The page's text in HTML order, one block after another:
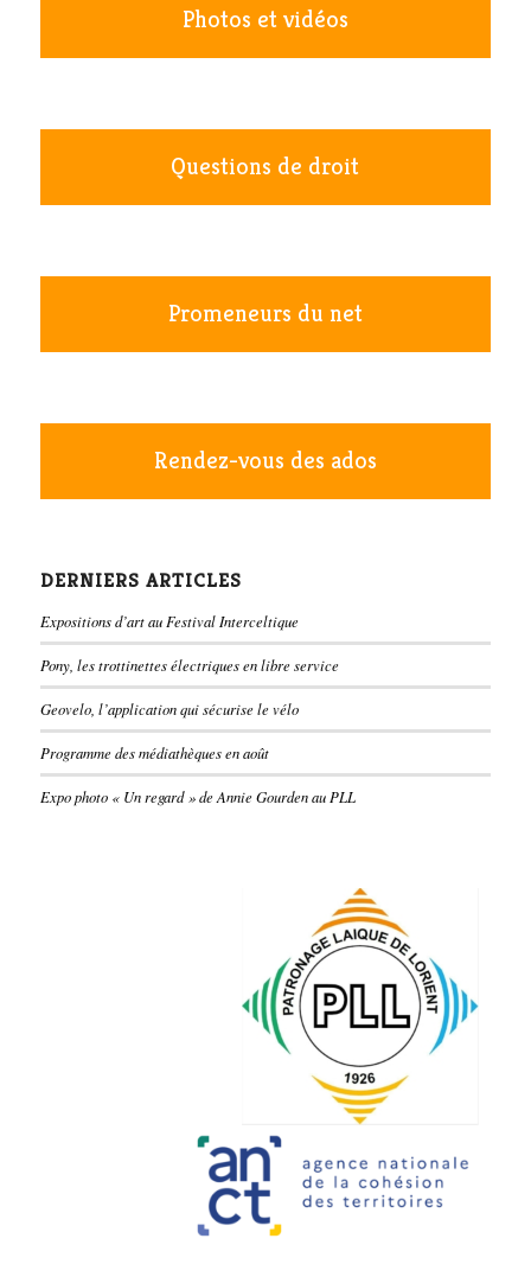
Photos et vidéos
Questions de droit
Promeneurs du net
Rendez-vous des ados
DERNIERS ARTICLES
Expositions d’art au Festival Interceltique
Pony, les trottinettes électriques en libre service
Geovelo, l’application qui sécurise le vélo
Programme des médiathèques en août
Expo photo « Un regard » de Annie Gourden au PLL